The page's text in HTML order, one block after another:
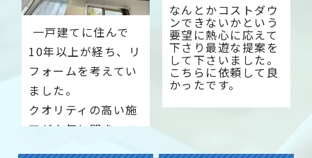
一戸建てに住んで
10年以上が経ち、リ
フォームを考えてい
ました。
クオリティの高い施
工が人気と聞き、こ
なんとかコストダウ
ンできないかという
要望に熱心に応えて
下さり最遊な提案を
して下さいました。
こちらに依頼して良
かったです。